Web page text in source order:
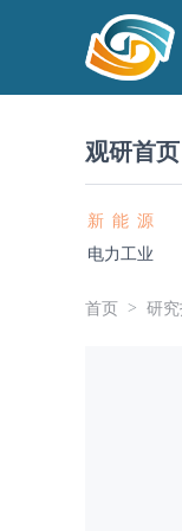
观研首页
新 能 源
电力工业
首页 研